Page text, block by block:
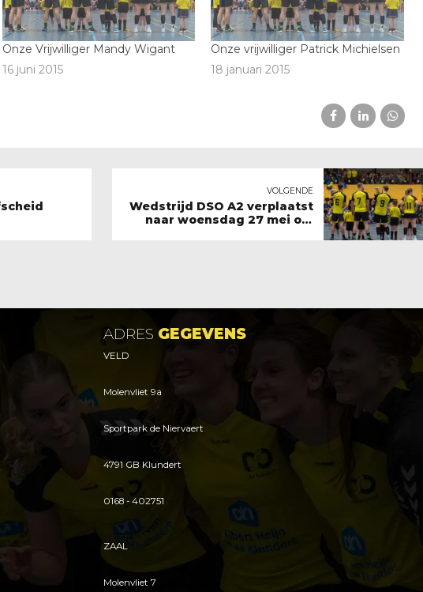
Onze Vrijwilliger Mandy Wigant
16 juni 2015
Onze vrijwilliger Patrick Michielsen
18 januari 2015
VOLGENDE
Wedstrijd DSO A2 verplaatst
naar woensdag 27 mei om
ADRES GEGEVENS
VELD
Molenvliet 9a
Sportpark de Niervaert
4791 GB Klundert
0168 - 402751
ZAAL
Molenvliet 7